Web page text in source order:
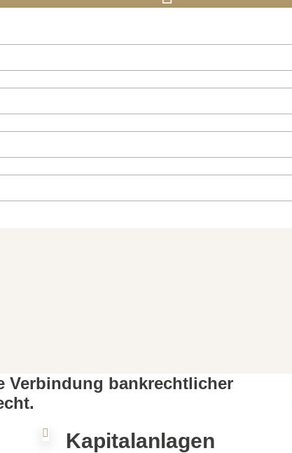
Verbindung bankrechtlicher
Kapitalanlagen